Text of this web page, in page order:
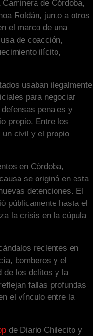
de Córdoba,
Roldán, junto a otros
el marco de una
de coacción,
ilícito,
usaban ilegalmente
para negociar
penales y
propio. Entre los
un civil y el propio
en Córdoba,
se originó en esta
detenciones. El
públicamente hasta el
la crisis en la cúpula
recientes en
bomberos y el
de los delitos y la
fallas profundas
el vínculo entre la
de Diario Chilecito y